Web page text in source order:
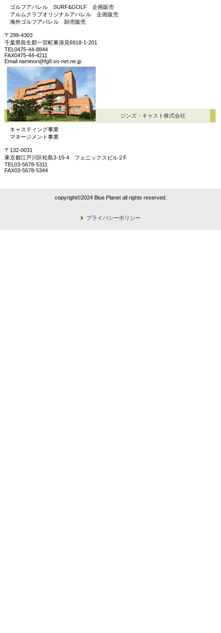
ゴルフアパレル SURF&GOLF 企画販売
アルムクラブオリジナルアパレル 企画販売
海外ゴルフアパレル 卸売販売
〒299-4303
千葉県長生郡一宮町東浪見6918-1-201
TEL0475-44-8844
FAX0475-44-4211
Email naminori@fg8.so-net.ne.jp
ジンズ・キャスト株式会社
キャスティング事業
マネージメント事業
〒132-0031
東京都江戸川区松島3-15-4 フェニックスビル２F
TEL03-5678-5311
FAX03-5678-5344
copyright©2024 Blue Planet all rights reserved.
プライバシーポリシー